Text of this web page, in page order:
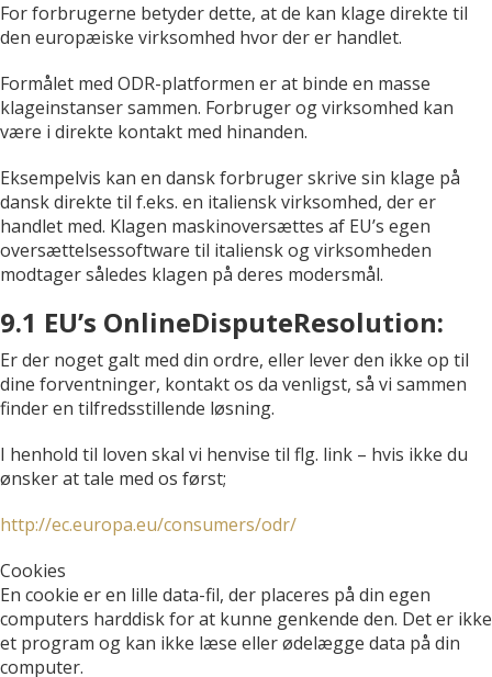
For forbrugerne betyder dette, at de kan klage direkte til
den europæiske virksomhed hvor der er handlet.
Formålet med ODR-platformen er at binde en masse
klageinstanser sammen. Forbruger og virksomhed kan
være i direkte kontakt med hinanden.
Eksempelvis kan en dansk forbruger skrive sin klage på
dansk direkte til f.eks. en italiensk virksomhed, der er
handlet med. Klagen maskinoversættes af EU’s egen
oversættelsessoftware til italiensk og virksomheden
modtager således klagen på deres modersmål.
9.1 EU’s OnlineDisputeResolution:
Er der noget galt med din ordre, eller lever den ikke op til
dine forventninger, kontakt os da venligst, så vi sammen
finder en tilfredsstillende løsning.
I henhold til loven skal vi henvise til flg. link – hvis ikke du
ønsker at tale med os først;
http://ec.europa.eu/consumers/odr/
Cookies
En cookie er en lille data-fil, der placeres på din egen
computers harddisk for at kunne genkende den. Det er ikke
et program og kan ikke læse eller ødelægge data på din
computer.